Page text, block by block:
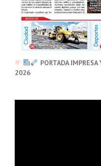
PORTADA
2026